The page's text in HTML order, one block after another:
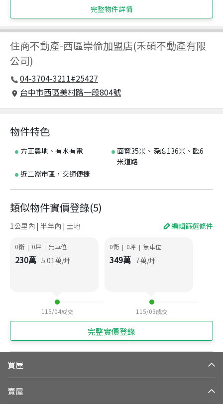
完整物件詳情
住商不動產-西區崇倫加盟店(禾碩不動產有限
公司)
04-3704-3211#25427
台中市西區美村路一段804號
物件特色
方正農地、有水有電
面寬35米、深度136米、臨6
米道路
近二崙市區，交通便捷
類似物件實價登錄(5)
1公里內 | 半年內 | 土地 編輯篩選條件
0衛 | 0坪 | 無車位
230萬 5.01萬/坪
115/04成交
0衛 | 0坪 | 無車位
349萬 7萬/坪
115/03成交
完整實價登錄
買屋
賣屋